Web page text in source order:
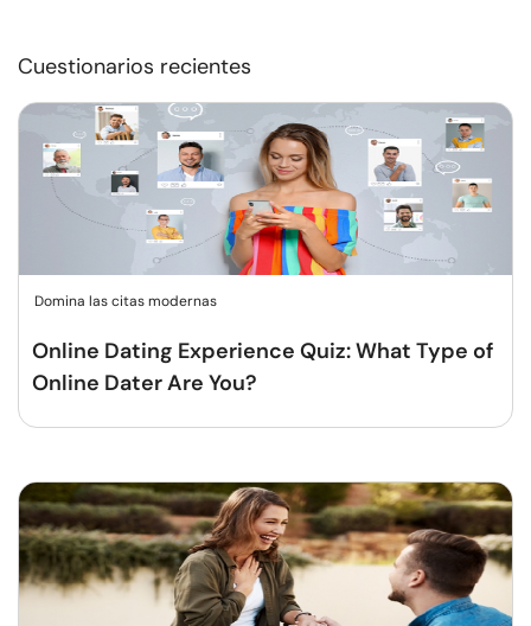
Cuestionarios recientes
Domina las citas modernas
Online Dating Experience Quiz: What Type of
Online Dater Are You?